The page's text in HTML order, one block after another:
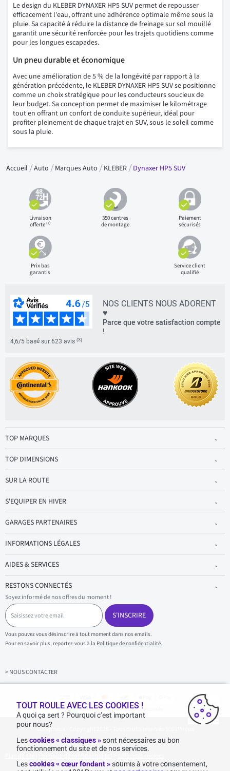
Le design du KLEBER DYNAXER HP5 SUV permet de repousser
efficacement l'eau, offrant une adhérence optimale même sous la
pluie. Sa capacité à réduire la distance de freinage sur sol mouillé
garantit une sécurité renforcée pour les trajets quotidiens comme
pour les longues escapades.
Un pneu durable et économique
Avec une amélioration de 5 % de la longévité par rapport à la
génération précédente, le KLEBER DYNAXER HP5 SUV se positionne
comme un choix stratégique pour les conducteurs soucieux de
leur budget. Sa conception permet de maximiser le kilométrage
tout en offrant un confort de conduite supérieur, idéal pour
profiter pleinement de chaque trajet en SUV, sous le soleil comme
sous la pluie.
Accueil Auto Marques Auto KLEBER Dynaxer HP5 SUV
Livraison
offerte(1)
350 centres
de montage
Paiement
sécurisés
Prix bas
garantis
Service client
qualifié
NOS CLIENTS NOUS ADORENT
♥
Parce que votre satisfaction compte
!
4,6/5 basé sur 623 avis (3)
TOP MARQUES
TOP DIMENSIONS
SUR LA ROUTE
S'EQUIPER EN HIVER
GARAGES PARTENAIRES
INFORMATIONS LÉGALES
AIDES & SERVICES
RESTONS CONNECTÉS
Soyez informé de nos offres du moment !
S
a
i
s
i
s
z
v
S'INSCRIRE
Vous pouvez vous désinscrire à tout moment dans nos emails.
Pour en savoir plus, reportez-vous à la Politique de confidentialité..
> NOUS CONTACTER
Achats & paiements 100% sécurisés
1001pneus - Copyright 2026 - Tous droits réservés 1001Pneus
TOUT ROULE AVEC LES COOKIES !
A quoi ça sert ? Pourquoi c’est important
pour nous?
Lescookies « classiques »sont nécessaires au bon
fonctionnement du site et de nos services.
Lescookies « cœur fondant » soumis à votre consentement,